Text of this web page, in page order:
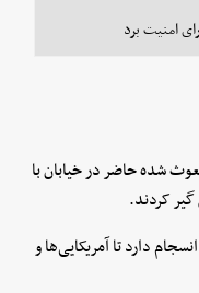
امنیت برد
شده حاضر در خیابان با
کردند.
دارد تا آمریکایی‌ها و